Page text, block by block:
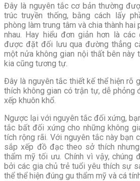
Đây là nguyên tắc cơ bản thường
trúc truyền thống, bằng cách lấy
phòng làm trung tâm và chia thành
nhau. Hay hiểu đơn giản hơn là
được đặt đối lưu qua đường thẳng
một nửa không gian nội thất bên này
kia cũng tương tự.
Đây là nguyên tắc thiết kế thể hiện rõ
thích không gian có trận tự, dễ phỏng
xếp khuôn khổ.
Ngược lại với nguyên tắc đối xứng,
tắc bất đối xứng cho những không
tích rộng rãi. Với nguyên tắc này bạn
sắp xếp đồ đạc theo sở thích
thẩm mỹ tối ưu. Chính vì vậy, chúng
bởi các gia chủ trẻ tuổi yêu thích sự
thể thể hiện đúng gu thẩm mỹ và cá